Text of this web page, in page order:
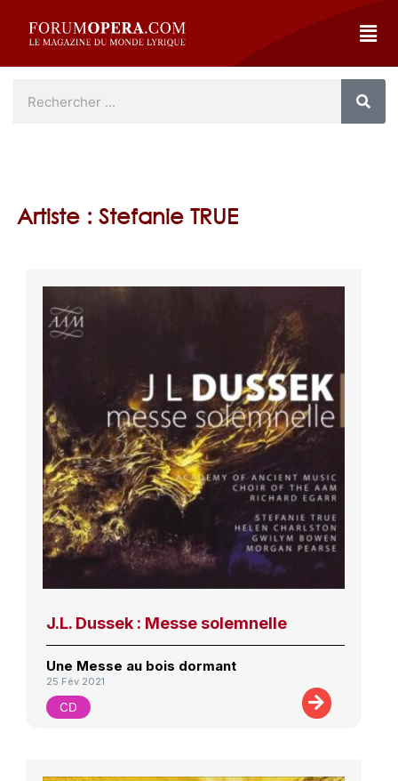
Artiste : Stefanie TRUE
J.L. Dussek : Messe solemnelle
Une Messe au bois dormant
25 Fév 2021
CD